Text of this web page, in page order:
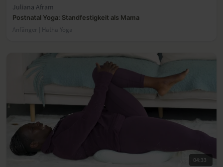
Juliana Afram
Postnatal Yoga: Standfestigkeit als Mama
Anfänger | Hatha Yoga
04:33